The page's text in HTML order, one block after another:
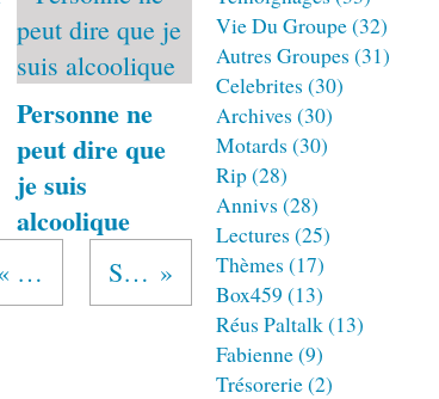
Personne ne
peut dire que
je suis
alcoolique
Une alcoolique anonyme d'Aurillac témoigne : « L’alcool, c’est une drogue en vente libre » SUISSE
Vie Du Groupe(32)
Autres Groupes (31)
Celebrites (30)
Archives (30)
Motards (30)
Rip(28)
Annivs (28)
Lectures (25)
Thèmes (17)
Box459 (13)
Réus Paltalk(13)
Fabienne(9)
Trésorerie(2)